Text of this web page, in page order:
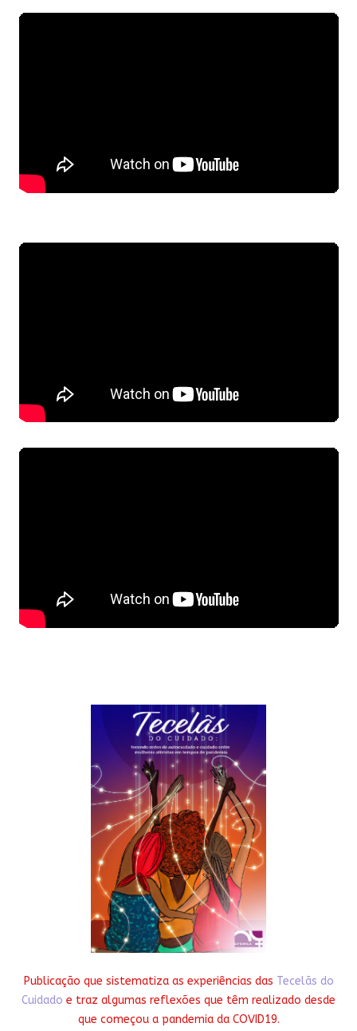
Publicação que sistematiza as experiências das Tecelãs do
Cuidado e traz algumas reflexões que têm realizado desde
que começou a pandemia da COVID19.